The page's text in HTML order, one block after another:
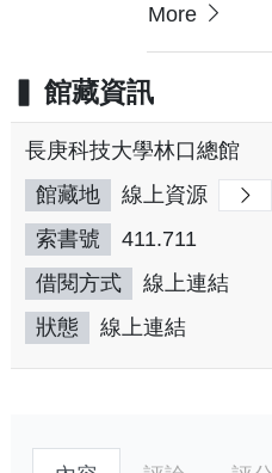
More
館藏資訊
長庚科技大學林口總館
館藏地
線上資源
索書號
411.711
借閱方式
線上連結
狀態
線上連結